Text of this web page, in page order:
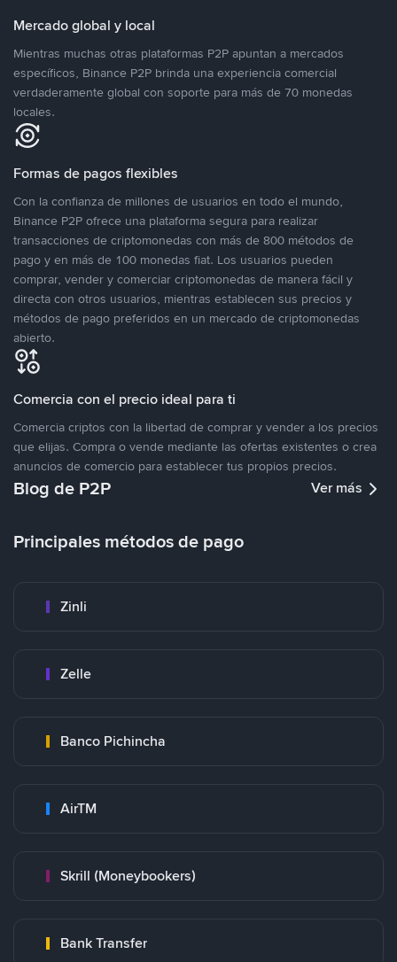
Mercado global y local
Mientras muchas otras plataformas P2P apuntan a mercados
específicos, Binance P2P brinda una experiencia comercial
verdaderamente global con soporte para más de 70 monedas
locales.
Formas de pagos flexibles
Con la confianza de millones de usuarios en todo el mundo,
Binance P2P ofrece una plataforma segura para realizar
transacciones de criptomonedas con más de 800 métodos de
pago y en más de 100 monedas fiat. Los usuarios pueden
comprar, vender y comerciar criptomonedas de manera fácil y
directa con otros usuarios, mientras establecen sus precios y
métodos de pago preferidos en un mercado de criptomonedas
abierto.
Comercia con el precio ideal para ti
Comercia criptos con la libertad de comprar y vender a los precios
que elijas. Compra o vende mediante las ofertas existentes o crea
anuncios de comercio para establecer tus propios precios.
Blog de P2P Ver más
Principales métodos de pago
Zinli
Zelle
Banco Pichincha
AirTM
Skrill (Moneybookers)
Bank Transfer